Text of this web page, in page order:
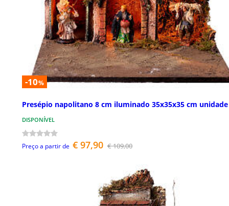
-10%
Presépio napolitano 8 cm iluminado 35x35x35 cm
DISPONÍVEL
Preço a partir de € 97,90 € 109,00